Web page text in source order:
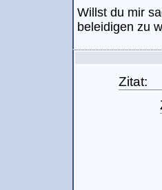
Willst du mir
beleidigen zu
Zitat: